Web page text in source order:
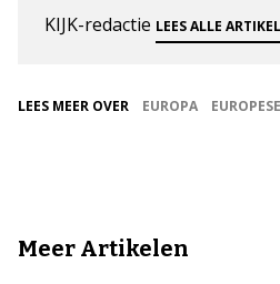
KIJK-redactie LEES ALLE
LEES MEER OVER EUROPA
Meer Artikelen